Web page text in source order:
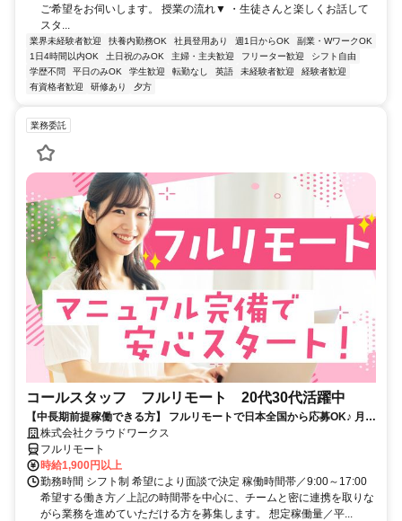
ご希望をお伺いします。 授業の流れ▼ ・生徒さんと楽しくお話して
スタ...
業界未経験者歓迎 扶養内勤務OK 社員登用あり 週1日からOK
副業・WワークOK
1日4時間以内OK
土日祝のみOK 主婦・主夫歓迎 フリーター歓迎
シフト自由
学歴不問
平日のみOK 学生歓迎 転勤なし 英語 未経験者歓迎
経験者歓迎
有資格者歓迎
研修あり 夕方
業務委託
コールスタッフ フルリモート 20代30代活躍中
【中長期前提稼働できる方】 フルリモートで日本全国から応募OK♪ 月稼
働80時間で安定収入！
株式会社クラウドワークス
フルリモート
時給1,900円以上
勤務時間 シフト制 希望により面談で決定 稼働時間帯／9:00～17:00
希望する働き方／上記の時間帯を中心に、チームと密に連携を取りな
がら業務を進めていただける方を募集します。 想定稼働量／平...